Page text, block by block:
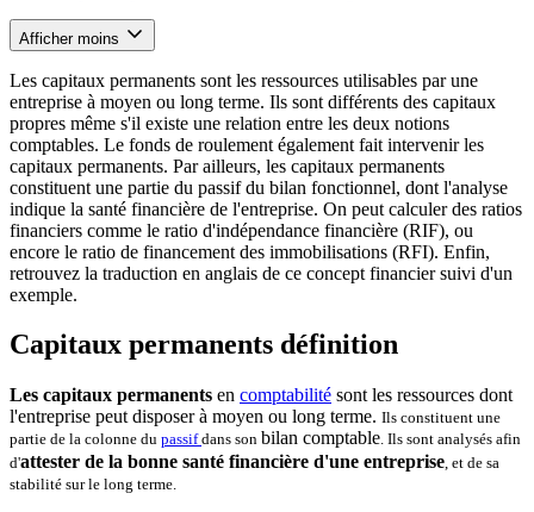
Afficher moins
Les capitaux permanents sont les ressources utilisables par une
entreprise à moyen ou long terme. Ils sont différents des capitaux
propres même s'il existe une relation entre les deux notions
comptables. Le fonds de roulement également fait intervenir les
capitaux permanents. Par ailleurs, les capitaux permanents
constituent une partie du passif du bilan fonctionnel, dont l'analyse
indique la santé financière de l'entreprise. On peut calculer des ratios
financiers comme le ratio d'indépendance financière (RIF), ou
encore le ratio de financement des immobilisations (RFI). Enfin,
retrouvez la traduction en anglais de ce concept financier suivi d'un
exemple.
Capitaux permanents définition
Les capitaux permanents en comptabilité sont les ressources dont
l'entreprise peut disposer à moyen ou long terme. Ils constituent une
partie de la colonne du passifdans son bilan comptable. Ils sont analysés afin
d'attester de la bonne santé financière d'une entreprise, et de sa
stabilité sur le long terme.